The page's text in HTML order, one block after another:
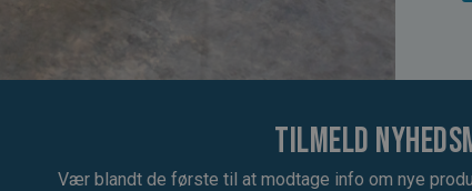
Tilmeld
Vær blandt de første til at modtage info om nye